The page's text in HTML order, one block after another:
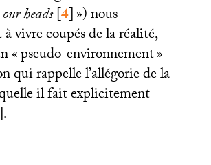
heads[4]») nous
vivre coupés de la réalité,
«pseudo-environnement» –
qui rappelle l’allégorie de la
il fait explicitement
.